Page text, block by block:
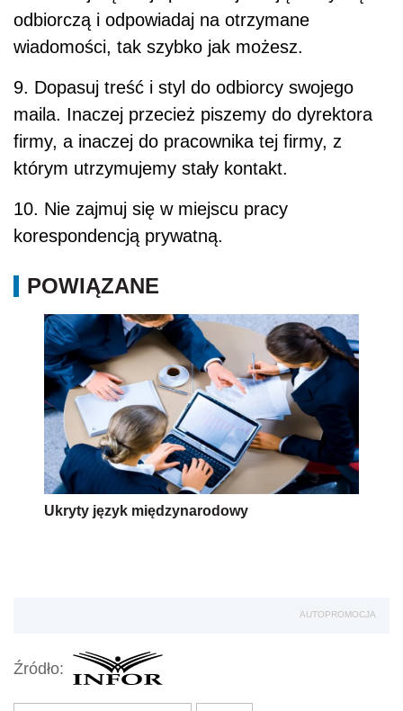
odbiorczą i odpowiadaj na otrzymane
wiadomości, tak szybko jak możesz.
9. Dopasuj treść i styl do odbiorcy swojego
maila. Inaczej przecież piszemy do dyrektora
firmy, a inaczej do pracownika tej firmy, z
którym utrzymujemy stały kontakt.
10. Nie zajmuj się w miejscu pracy
korespondencją prywatną.
POWIĄZANE
Ukryty język międzynarodowy
AUTOPROMOCJA
Źródło: